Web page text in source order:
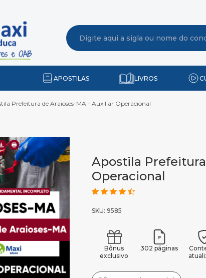
APOSTILAS LIVROS
Prefeitura de Araioses-MA - Auxiliar Operacional
Apostila
Operacional
SKU: 9585
Bônus
exclusivo
302 páginas